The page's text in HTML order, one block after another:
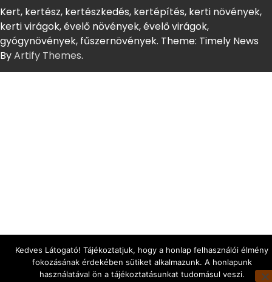
Kert, kertész, kertészkedés, kertépítés, kerti növények,
kerti virágok, évelő növények, évelő virágok,
gyógynövények, fűszernövények. Theme: Timely News
ByArtify Themes.
Kedves Látogató! Tájékoztatjuk, hogy a honlap felhasználói élmény
fokozásának érdekében sütiket alkalmazunk. A honlapunk
használatával ön a tájékoztatásunkat tudomásul veszi.